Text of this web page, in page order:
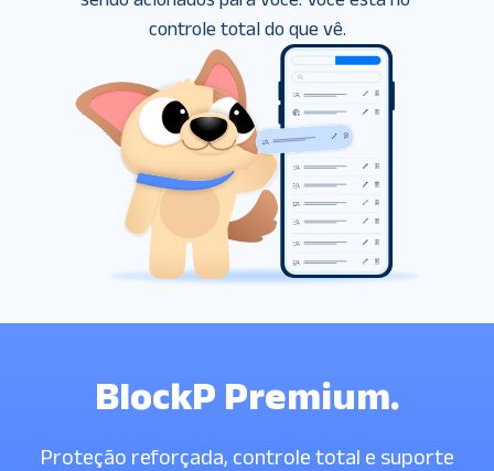
controle total do que vê.
BlockP Premium.
Proteção reforçada, controle total e suporte